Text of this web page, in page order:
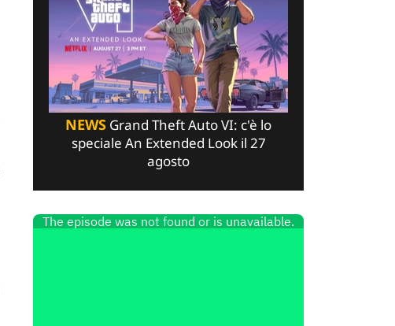
NEWS Grand Theft Auto VI: c'è lo
speciale An Extended Look il 27
agosto